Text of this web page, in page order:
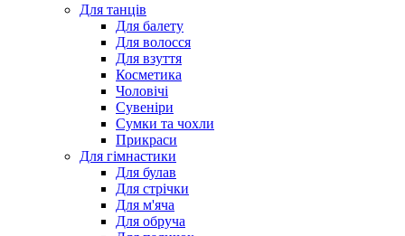
Для танців
Для балету
Для волосся
Для взуття
Косметика
Чоловічі
Сувеніри
Сумки та чохли
Прикраси
Для гімнастики
Для булав
Для стрічки
Для м'яча
Для обруча